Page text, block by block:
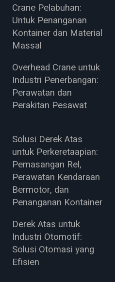
Crane Pelabuhan:
Untuk Penanganan
Kontainer dan Material
Massal
Overhead Crane untuk
Industri Penerbangan:
Perawatan dan
Perakitan Pesawat
Solusi Derek Atas
untuk Perkeretaapian:
Pemasangan Rel,
Perawatan Kendaraan
Bermotor, dan
Penanganan Kontainer
Derek Atas untuk
Industri Otomotif:
Solusi Otomasi yang
Efisien